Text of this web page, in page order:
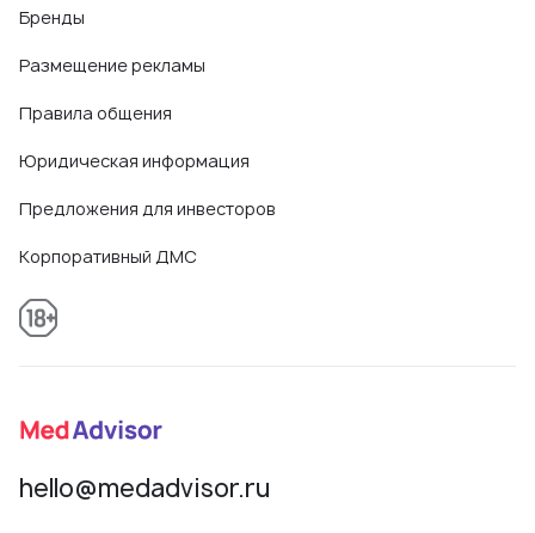
Бренды
Размещение рекламы
Правила общения
Юридическая информация
Предложения для инвесторов
Корпоративный ДМС
hello@medadvisor.ru